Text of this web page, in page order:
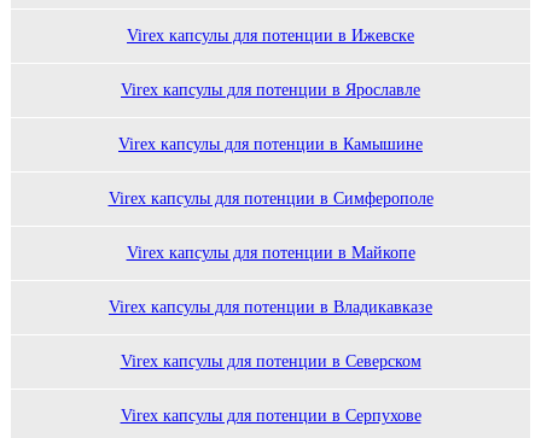
Virex капсулы для потенции в Ижевске
Virex капсулы для потенции в Ярославле
Virex капсулы для потенции в Камышине
Virex капсулы для потенции в Симферополе
Virex капсулы для потенции в Майкопе
Virex капсулы для потенции в Владикавказе
Virex капсулы для потенции в Северском
Virex капсулы для потенции в Серпухове